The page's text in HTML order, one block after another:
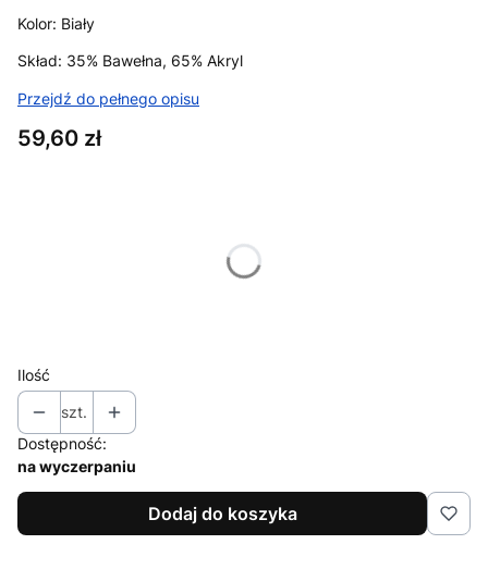
Kolor: Biały
Skład: 35% Bawełna, 65% Akryl
Przejdź do pełnego opisu
Cena
59,60 zł
Ilość
szt.
Dostępność:
na wyczerpaniu
Dodaj do koszyka